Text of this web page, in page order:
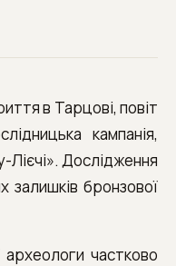
в Тарцові, повіт
кампанія,
Лієчі». Дослідження
залишків бронзової
археологи частково